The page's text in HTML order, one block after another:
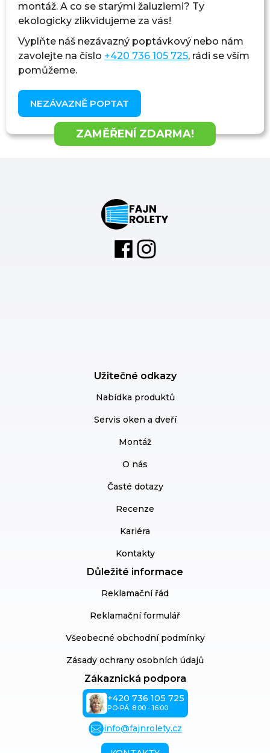
montáž. A co se starými žaluziemi? Ty
ekologicky zlikvidujeme za vás!
Vyplňte náš nezávazný poptávkový nebo nám
zavolejte na číslo +420 736 105 725, rádi se vším
pomůžeme.
NEZÁVAZNĚ POPTAT
ZAMĚŘENÍ ZDARMA!
Užitečné odkazy
Nabídka produktů
Servis oken a dveří
Montáž
O nás
Časté dotazy
Recenze
Kariéra
Kontakty
Důležité informace
Reklamační řád
Reklamační formulář
Všeobecné obchodní podmínky
Zásady ochrany osobních údajů
Zákaznická podpora
+420 736 105 725
PO-PÁ: 8:00 - 16:00
info@fajnrolety.cz